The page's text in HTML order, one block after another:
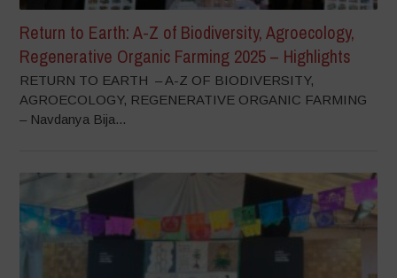
Return to Earth: A-Z of Biodiversity, Agroecology,
Regenerative Organic Farming 2025 – Highlights
RETURN TO EARTH – A-Z OF BIODIVERSITY,
AGROECOLOGY, REGENERATIVE ORGANIC FARMING
– Navdanya Bija...